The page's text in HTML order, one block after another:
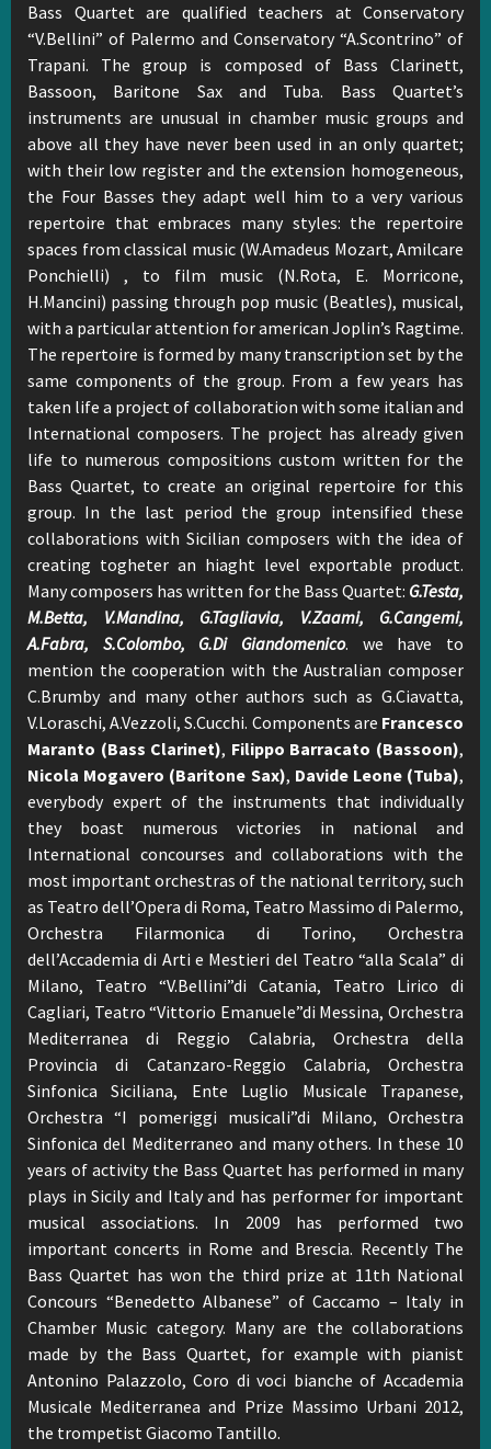
Bass Quartet are qualified teachers at Conservatory
“V.Bellini” of Palermo and Conservatory “A.Scontrino” of
Trapani. The group is composed of Bass Clarinett,
Bassoon, Baritone Sax and Tuba. Bass Quartet’s
instruments are unusual in chamber music groups and
above all they have never been used in an only quartet;
with their low register and the extension homogeneous,
the Four Basses they adapt well him to a very various
repertoire that embraces many styles: the repertoire
spaces from classical music (W.Amadeus Mozart, Amilcare
Ponchielli) , to film music (N.Rota, E. Morricone,
H.Mancini) passing through pop music (Beatles), musical,
with a particular attention for american Joplin’s Ragtime.
The repertoire is formed by many transcription set by the
same components of the group. From a few years has
taken life a project of collaboration with some italian and
International composers. The project has already given
life to numerous compositions custom written for the
Bass Quartet, to create an original repertoire for this
group. In the last period the group intensified these
collaborations with Sicilian composers with the idea of
creating togheter an hiaght level exportable product.
Many composers has written for the Bass Quartet: G.Testa,
M.Betta, V.Mandina, G.Tagliavia, V.Zaami, G.Cangemi,
A.Fabra, S.Colombo, G.Di Giandomenico. we have to
mention the cooperation with the Australian composer
C.Brumby and many other authors such as G.Ciavatta,
V.Loraschi, A.Vezzoli, S.Cucchi. Components are Francesco
Maranto (Bass Clarinet), Filippo Barracato (Bassoon),
Nicola Mogavero (Baritone Sax), Davide Leone (Tuba),
everybody expert of the instruments that individually
they boast numerous victories in national and
International concourses and collaborations with the
most important orchestras of the national territory, such
as Teatro dell’Opera di Roma, Teatro Massimo di Palermo,
Orchestra Filarmonica di Torino, Orchestra
dell’Accademia di Arti e Mestieri del Teatro “alla Scala” di
Milano, Teatro “V.Bellini”di Catania, Teatro Lirico di
Cagliari, Teatro “Vittorio Emanuele”di Messina, Orchestra
Mediterranea di Reggio Calabria, Orchestra della
Provincia di Catanzaro-Reggio Calabria, Orchestra
Sinfonica Siciliana, Ente Luglio Musicale Trapanese,
Orchestra “I pomeriggi musicali”di Milano, Orchestra
Sinfonica del Mediterraneo and many others. In these 10
years of activity the Bass Quartet has performed in many
plays in Sicily and Italy and has performer for important
musical associations. In 2009 has performed two
important concerts in Rome and Brescia. Recently The
Bass Quartet has won the third prize at 11th National
Concours “Benedetto Albanese” of Caccamo – Italy in
Chamber Music category. Many are the collaborations
made by the Bass Quartet, for example with pianist
Antonino Palazzolo, Coro di voci bianche of Accademia
Musicale Mediterranea and Prize Massimo Urbani 2012,
the trompetist Giacomo Tantillo.